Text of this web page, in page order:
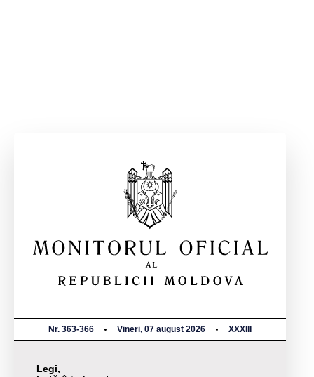
Nr. 363-366 Vineri, 07 august 2026 XXXIII
Legi,